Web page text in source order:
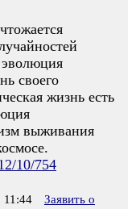
эволюция
своего
жизнь есть
выживания
10/754
Заявить о